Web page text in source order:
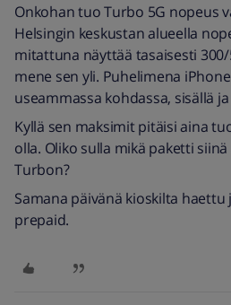
Onkohan tuo Turbo 5G nopeus
Helsingin keskustan alueella
mitattuna näyttää tasaisesti
mene sen yli. Puhelimena
useammassa kohdassa, sisällä
Kyllä sen maksimit pitäisi aina
olla. Oliko sulla mikä paketti
Turbon?
Samana päivänä kioskilta haettu
prepaid.